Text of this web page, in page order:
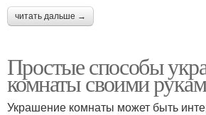
читать дальше →
Простые способы
комнаты своими
Украшение комнаты может быть